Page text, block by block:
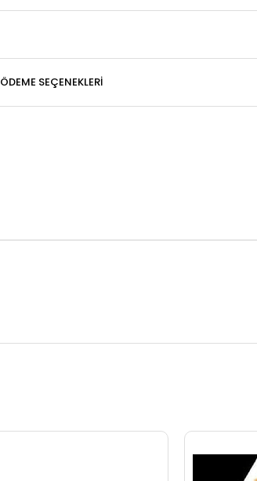
ÖDEME SEÇENEKLERI